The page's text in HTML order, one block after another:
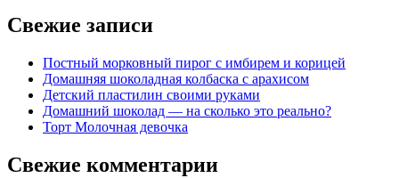
Свежие записи
Постный морковный пирог с имбирем и корицей
Домашняя шоколадная колбаска с арахисом
Детский пластилин своими руками
Домашний шоколад — на сколько это реально?
Торт Молочная девочка
Свежие комментарии